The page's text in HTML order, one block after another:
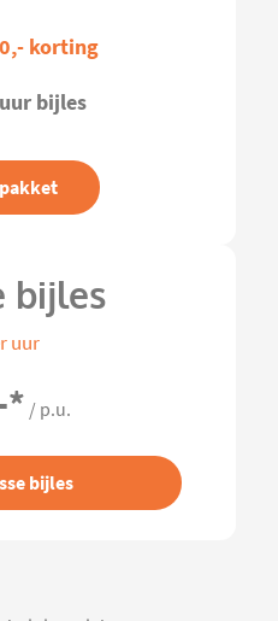
korting
bijles
bijles
uur
* / p.u.
bijles